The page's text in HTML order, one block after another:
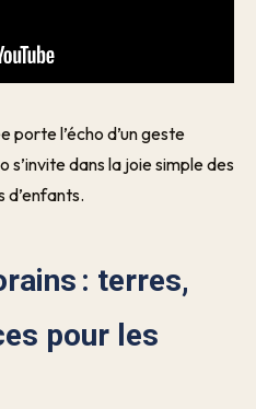
porte l’écho d’un geste
dans la joie simple des
d’enfants.
: terres,
pour les